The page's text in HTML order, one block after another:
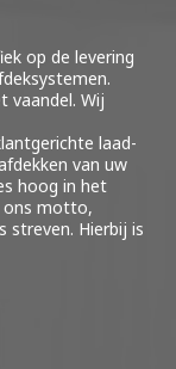
op de levering
.
vaandel. Wij
laad-
van uw
hoog in het
ons motto,
streven. Hierbij is